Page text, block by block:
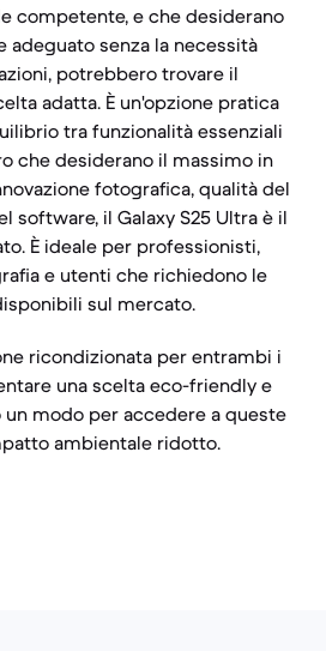
competente, e che desiderano
senza la necessità
potrebbero trovare il
adatta. È un'opzione pratica
tra funzionalità essenziali
che desiderano il massimo in
fotografica, qualità del
software, il Galaxy S25 Ultra è il
È ideale per professionisti,
e utenti che richiedono le
sul mercato.
ricondizionata per entrambi i
una scelta eco-friendly e
modo per accedere a queste
ambientale ridotto.